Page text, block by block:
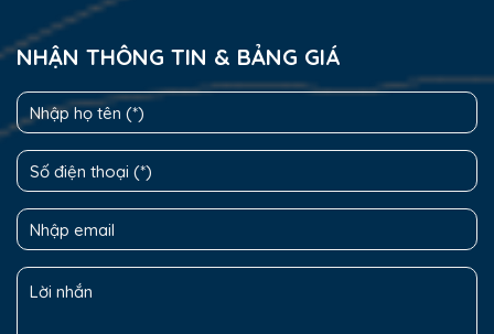
NHẬN THÔNG TIN & BẢNG GIÁ